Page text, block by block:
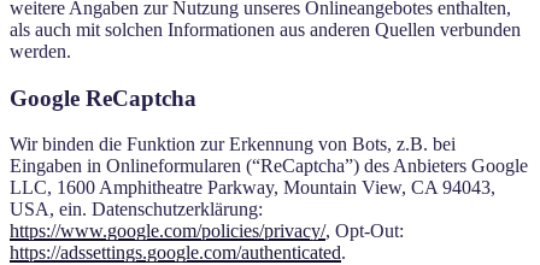
weitere Angaben zur Nutzung unseres Onlineangebotes enthalten,
als auch mit solchen Informationen aus anderen Quellen verbunden
werden.
Google ReCaptcha
Wir binden die Funktion zur Erkennung von Bots, z.B. bei
Eingaben in Onlineformularen (“ReCaptcha”) des Anbieters Google
LLC, 1600 Amphitheatre Parkway, Mountain View, CA 94043,
USA, ein. Datenschutzerklärung:
https://www.google.com/policies/privacy/, Opt-Out:
https://adssettings.google.com/authenticated.